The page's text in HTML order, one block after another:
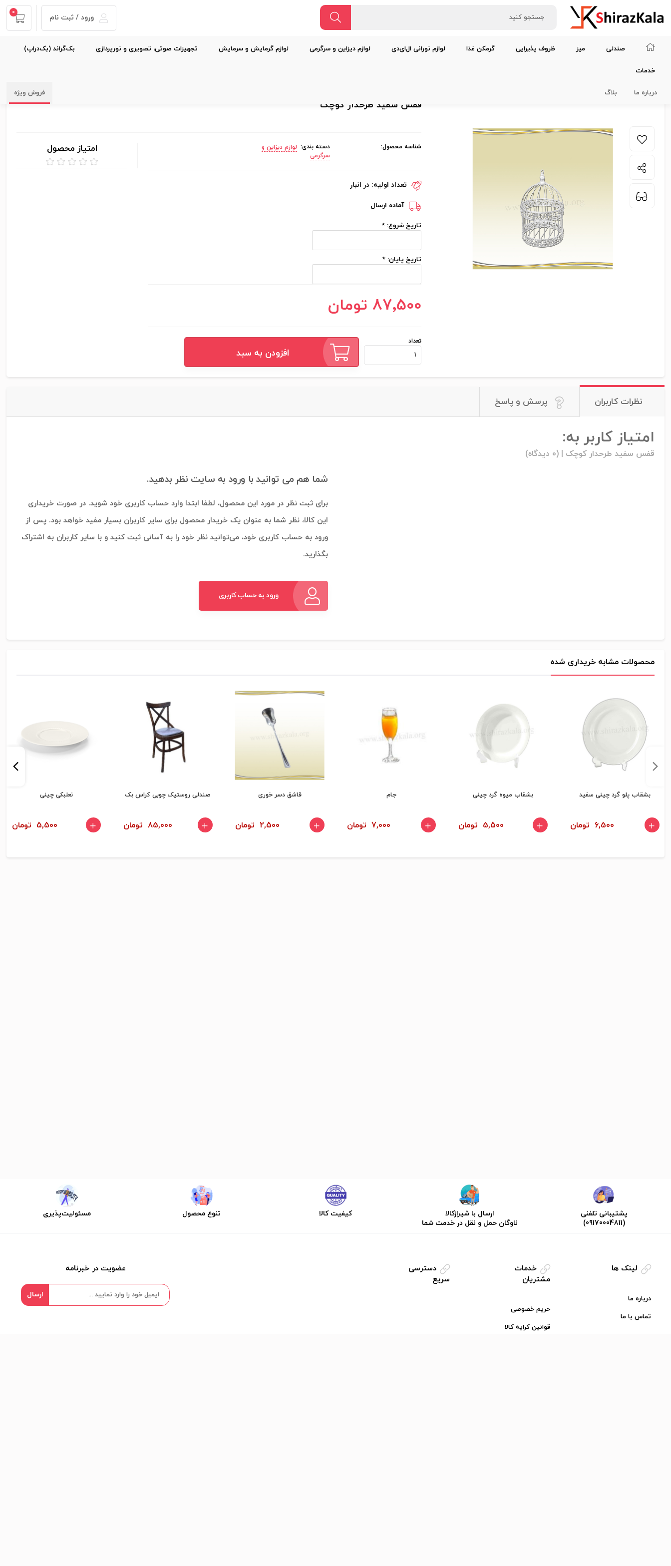
ورود / ثبت نام
0
صندلی میز ظروف پذیرایی گرمکن غذا لوازم نورانی ال‌ای‌دی لوازم دیزاین و سرگرمی لوازم گرمایش و سرمایش تجهیزات صوتی، تصویری و نورپردازی بک‌گراند (بک‌دراپ)
خدمات
درباره ما بلاگ فروش ویژه
خانه لوازم دیزاین و سرگرمی
قفس سفید طرحدار کوچک
شناسه محصول: دسته بندی: لوازم دیزاین و
سرگرمی
تعداد اولیه: در انبار
آماده ارسال
تاریخ شروع:*
تاریخ پایان:*
87٬500 تومان
تعداد
افزودن به سبد
امتیاز محصول
نظرات کاربران پرسش و پاسخ
امتیاز کاربر به:
قفس سفید طرحدار کوچک |(0 دیدگاه)
شما هم می توانید با ورود به سایت نظر بدهید.
برای ثبت نظر در مورد این محصول، لطفا ابتدا وارد حساب کاربری خود شوید. در صورت خریداری
این کالا، نظر شما به عنوان یک خریدار محصول برای سایر کاربران بسیار مفید خواهد بود. پس از
ورود به حساب کاربری خود، می‌توانید نظر خود را به آسانی ثبت کنید و با سایر کاربران به اشتراک
بگذارید.
ورود به حساب کاربری
محصولات مشابه خریداری شده
بشقاب پلو گرد چینی سفید
6,500 تومان
بشقاب میوه گرد چینی
5,500 تومان
جام
7,000 تومان
قاشق دسر خوری
2,500 تومان
صندلی روستیک چوبی کراس بک
85,000 تومان
نعلبکی چینی
5,500 تومان
پشتیبانی تلفنی
(09170004811)
ارسال با شیرازکالا
ناوگان حمل و نقل در خدمت شما
کیفیت کالا تنوع محصول مسئولیت‌پذیری
لینک ها
درباره ما
تماس با ما
خدمات
مشتریان
حریم خصوصی
قوانین کرایه کالا
دسترسی
سریع
عضویت در خبرنامه
ارسال